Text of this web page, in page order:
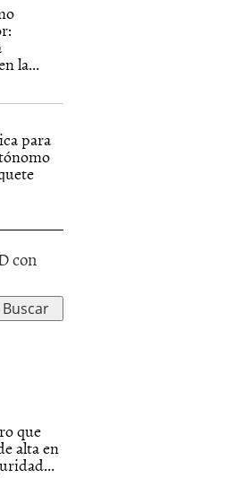
la...
para
con
que
alta en